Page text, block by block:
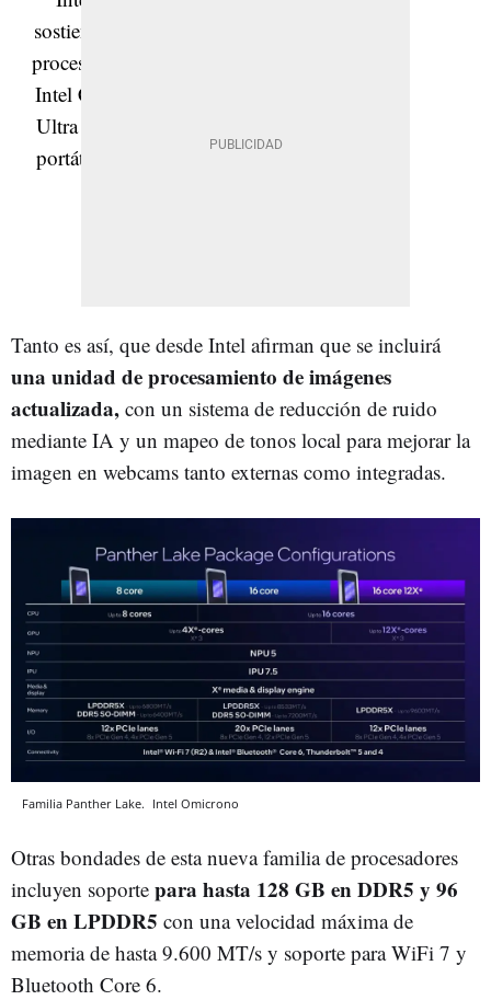
Tanto es así, que desde Intel afirman que se incluirá
una unidad de procesamiento de imágenes
actualizada, con un sistema de reducción de ruido
mediante IA y un mapeo de tonos local para mejorar la
imagen en webcams tanto externas como integradas.
Familia Panther Lake. Intel Omicrono
Otras bondades de esta nueva familia de procesadores
incluyen soporte para hasta 128 GB en DDR5 y 96
GB en LPDDR5 con una velocidad máxima de
memoria de hasta 9.600 MT/s y soporte para WiFi 7 y
Bluetooth Core 6.